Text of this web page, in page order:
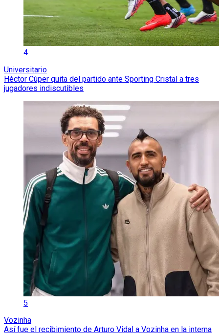
4
Universitario
Héctor Cúper quita del partido ante Sporting Cristal a tres
jugadores indiscutibles
5
Vozinha
Así fue el recibimiento de Arturo Vidal a Vozinha en la interna